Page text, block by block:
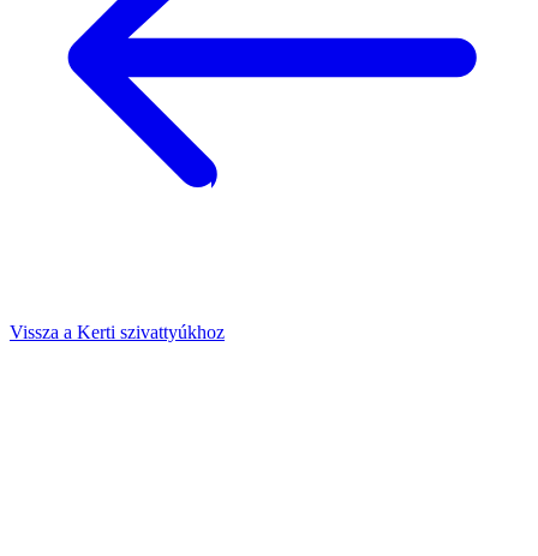
Vissza a Kerti szivattyúkhoz